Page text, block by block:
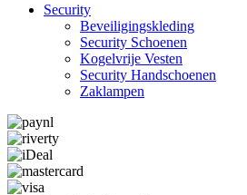
Security
Beveiligings­­kleding
Security Schoenen
Kogelvrije Vesten
Security Hand­­schoenen
Zaklampen